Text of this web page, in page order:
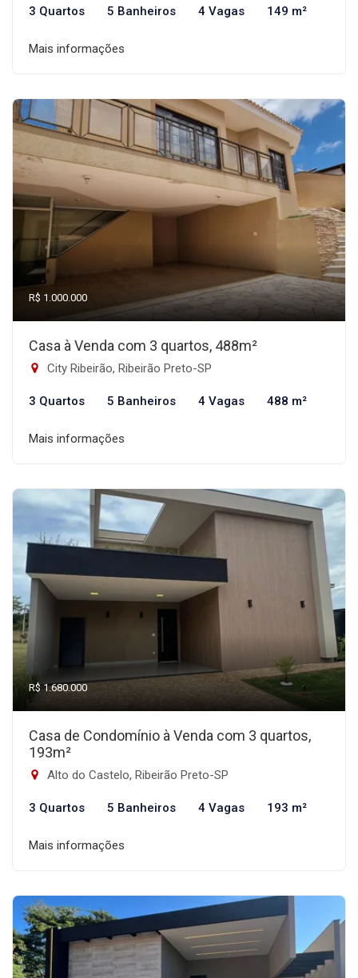
3 Quartos 5 Banheiros 4 Vagas 149 m²
Mais informações
R$ 1.000.000
Casa à Venda com 3 quartos, 488m²
City Ribeirão, Ribeirão Preto-SP
3 Quartos 5 Banheiros 4 Vagas 488 m²
Mais informações
R$ 1.680.000
Casa de Condomínio à Venda com 3 quartos,
193m²
Alto do Castelo, Ribeirão Preto-SP
3 Quartos 5 Banheiros 4 Vagas 193 m²
Mais informações